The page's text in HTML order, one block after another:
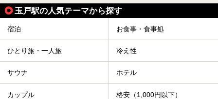
玉戸駅の人気テーマから探す
宿泊 お食事・食事処
ひとり旅・一人旅 冷え性
サウナ ホテル
カップル 格安（1,000円以下）